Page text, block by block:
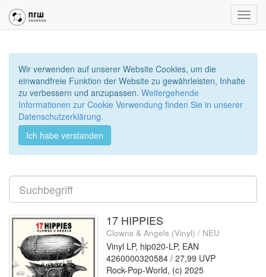
Wir verwenden auf unserer Website Cookies, um die
einwandfreie Funktion der Website zu gewährleisten, Inhalte
zu verbessern und anzupassen. Weitergehende
Informationen zur Cookie Verwendung finden Sie in unserer
Datenschutzerklärung.
Ich habe verstanden
17 HIPPIES
Clowns & Angels (Vinyl) / NEU
Vinyl LP, hip020-LP, EAN
4260000320584 / 27,99 UVP
Rock-Pop-World, (c) 2025